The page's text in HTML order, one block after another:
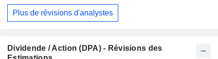
Plus de révisions d'analystes
Dividende / Action (DPA) - Révisions des